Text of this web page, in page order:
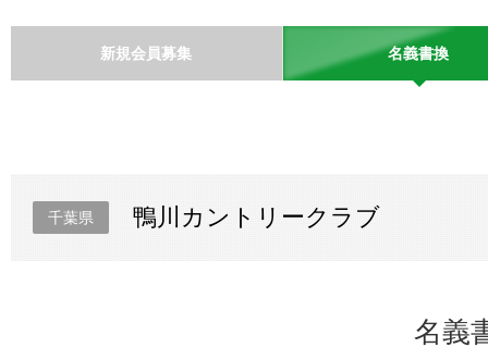
新規会員募集 名義書換
千葉県 鴨川カントリークラブ
名義